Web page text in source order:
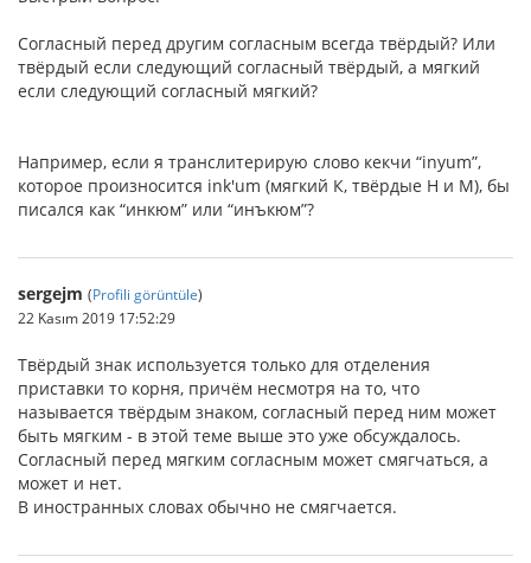
Согласный перед другим согласным всегда твёрдый? Или
твёрдый если следующий согласный твёрдый, а мягкий
если следующий согласный мягкий?
Например, если я транслитерирую слово кекчи “inyum”,
которое произносится ink'um (мягкий К, твёрдые Н и М), бы
писался как “инкюм” или “инъкюм”?
sergejm (Profili görüntüle)
22 Kasım 2019 17:52:29
Твёрдый знак используется только для отделения
приставки то корня, причём несмотря на то, что
называется твёрдым знаком, согласный перед ним может
быть мягким - в этой теме выше это уже обсуждалось.
Согласный перед мягким согласным может смягчаться, а
может и нет.
В иностранных словах обычно не смягчается.